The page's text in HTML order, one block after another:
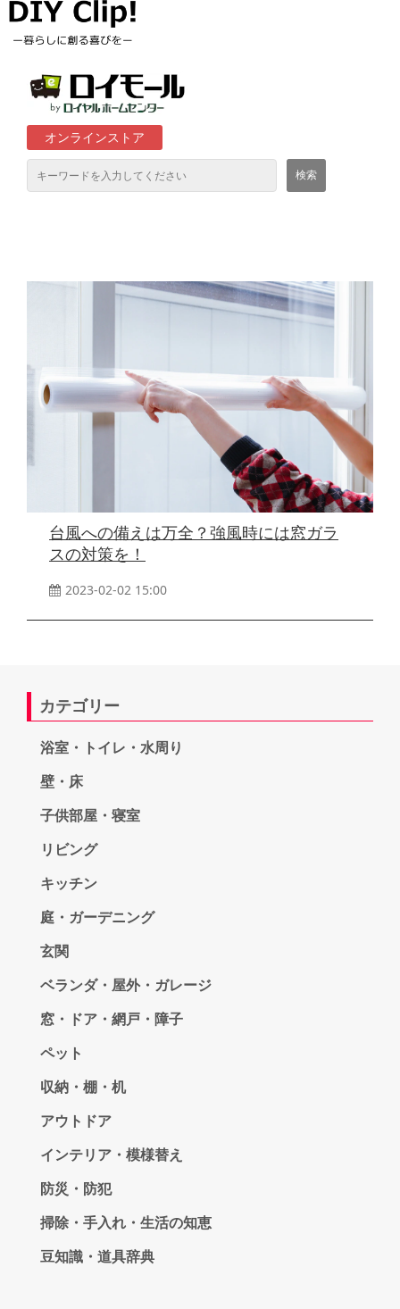
オンラインストア
台風への備えは万全？強風時には窓ガラ
スの対策を！
2023-02-02 15:00
カテゴリー
浴室・トイレ・水周り
壁・床
子供部屋・寝室
リビング
キッチン
庭・ガーデニング
玄関
ベランダ・屋外・ガレージ
窓・ドア・網戸・障子
ペット
収納・棚・机
アウトドア
インテリア・模様替え
防災・防犯
掃除・手入れ・生活の知恵
豆知識・道具辞典